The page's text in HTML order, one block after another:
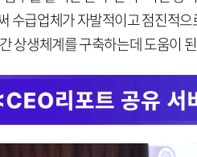
수급업체가 자발적이고 점진적
상생체계를 구축하는데 도움이